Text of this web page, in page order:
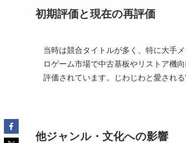
初期評価と現在の再評価
当時は競合タイトルが多く、特に大手
ロゲーム市場で中古基板やリストア機
評価されています。じわじわと愛される
他ジャンル・文化への影響